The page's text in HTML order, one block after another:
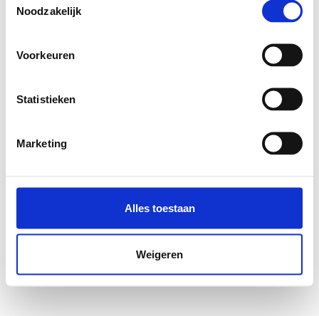
Noodzakelijk
Voorkeuren
Statistieken
Marketing
Alles toestaan
Weigeren